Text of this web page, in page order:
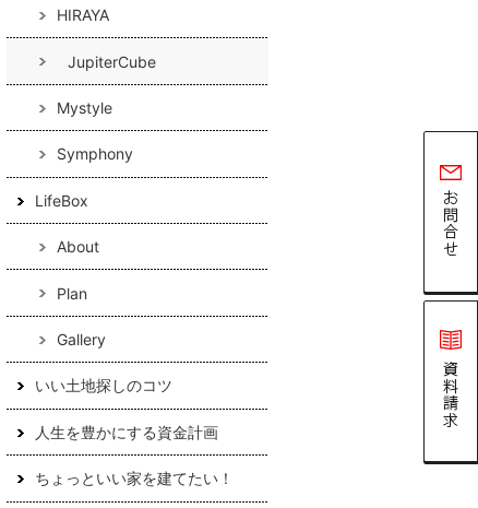
HIRAYA
JupiterCube
Mystyle
Symphony
LifeBox
About
Plan
Gallery
いい土地探しのコツ
人生を豊かにする資金計画
ちょっといい家を建てたい！